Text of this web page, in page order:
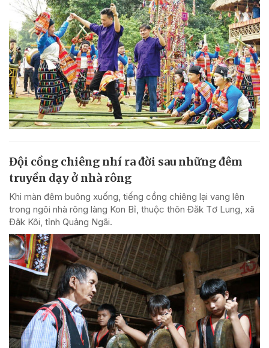
Đội cồng chiêng nhí ra đời sau những đêm
truyền dạy ở nhà rông
Khi màn đêm buông xuống, tiếng cồng chiêng lại vang lên
trong ngôi nhà rông làng Kon Bỉ, thuộc thôn Đăk Tơ Lung, xã
Đăk Kôi, tỉnh Quảng Ngãi.